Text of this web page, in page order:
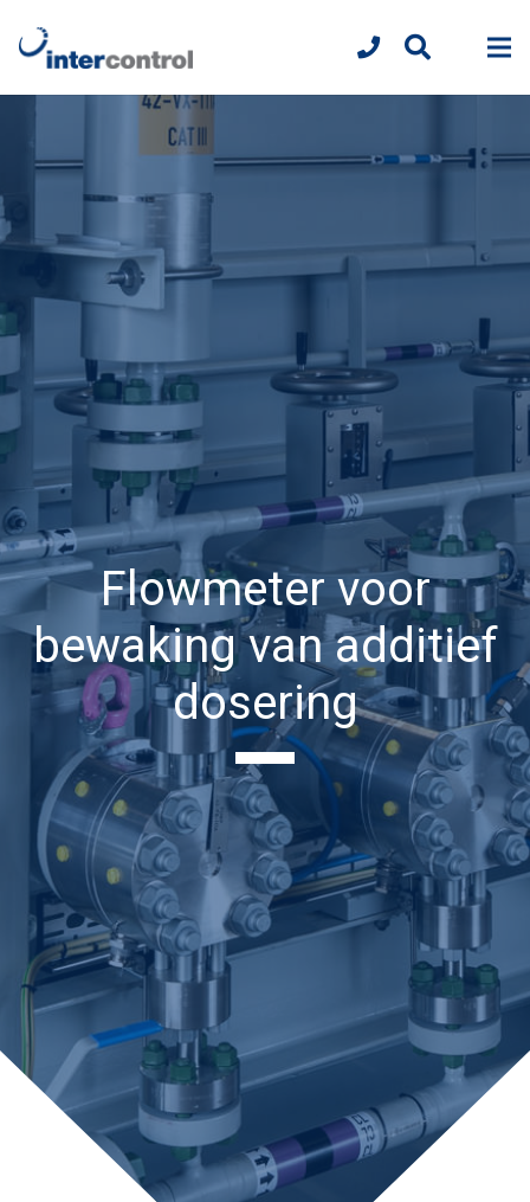
Flowmeter voor
bewaking van additief
dosering